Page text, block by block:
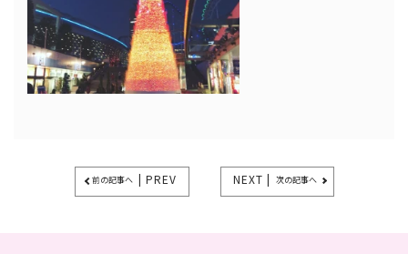
前の記事へ | PREV NEXT | 次の記事へ